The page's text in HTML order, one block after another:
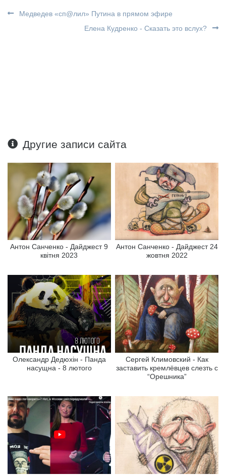
Медведев «сп@лил» Путина в прямом эфире
Елена Кудренко - Сказать это вслух?
Другие записи сайта
Антон Санченко - Дайджест 9
квітня 2023
Антон Санченко - Дайджест 24
жовтня 2022
Олександр Дедюхін - Панда
насущна - 8 лютого
Сергей Климовский - Как
заставить кремлёвцев слезть с
“Орешника”